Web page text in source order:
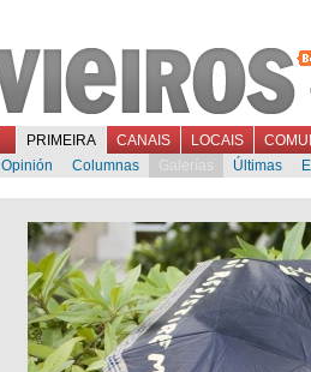
PRIMEIRA CANAIS LOCAIS
Opinión
Columnas Galerías Últimas